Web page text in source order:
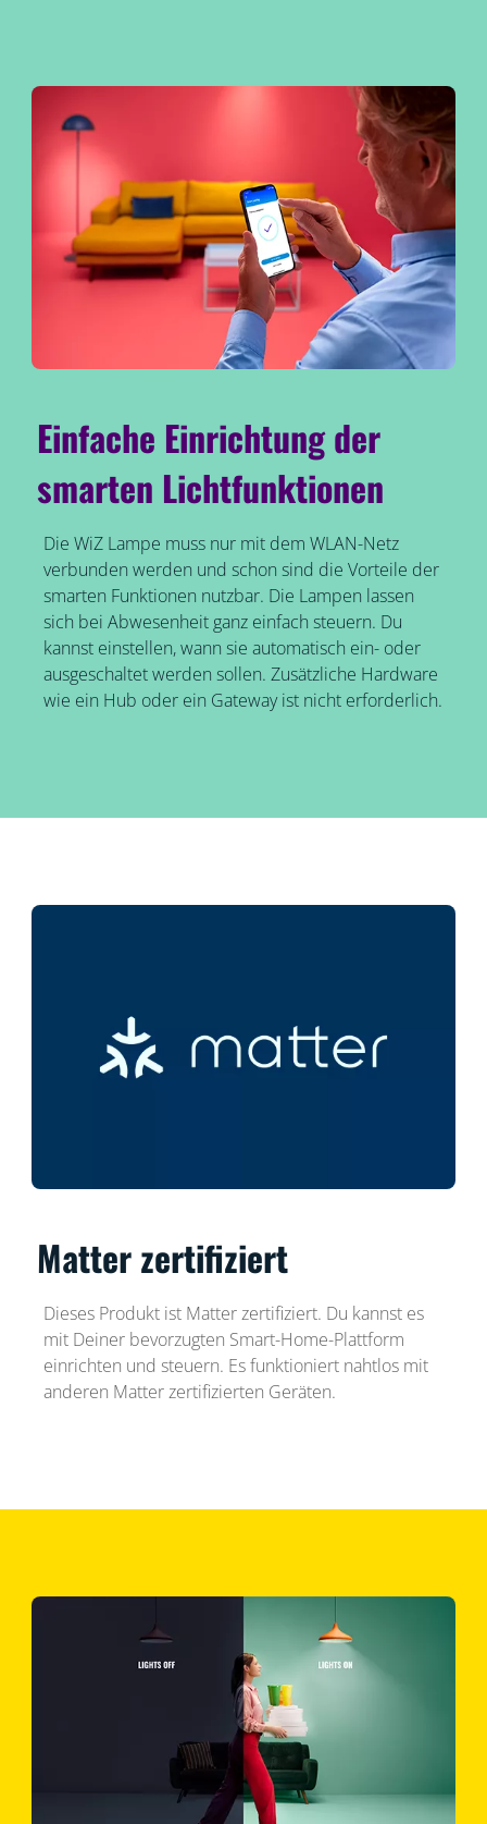
Einfache Einrichtung der
smarten Lichtfunktionen
Die WiZ Lampe muss nur mit dem WLAN-Netz
verbunden werden und schon sind die Vorteile der
smarten Funktionen nutzbar. Die Lampen lassen
sich bei Abwesenheit ganz einfach steuern. Du
kannst einstellen, wann sie automatisch ein- oder
ausgeschaltet werden sollen. Zusätzliche Hardware
wie ein Hub oder ein Gateway ist nicht erforderlich.
Matter zertifiziert
Dieses Produkt ist Matter zertifiziert. Du kannst es
mit Deiner bevorzugten Smart-Home-Plattform
einrichten und steuern. Es funktioniert nahtlos mit
anderen Matter zertifizierten Geräten.